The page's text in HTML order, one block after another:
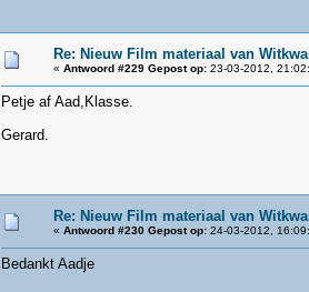
Re: Nieuw Film materiaal van
« Antwoord #229 Gepost op: 23-03-2012,
Petje af Aad,Klasse.
Gerard.
Re: Nieuw Film materiaal van
« Antwoord #230 Gepost op: 24-03-2012,
Bedankt Aadje